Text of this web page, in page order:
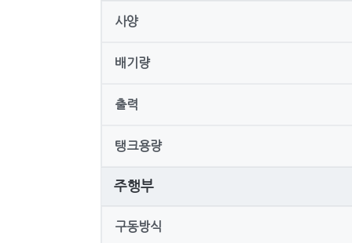
사양
배기량
출력
탱크용량
주행부
구동방식